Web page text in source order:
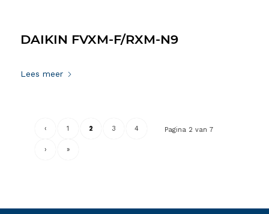
DAIKIN FVXM-F/RXM-N9
Lees meer
Pagina 2 van 7
‹ 1 2 3 4
› »